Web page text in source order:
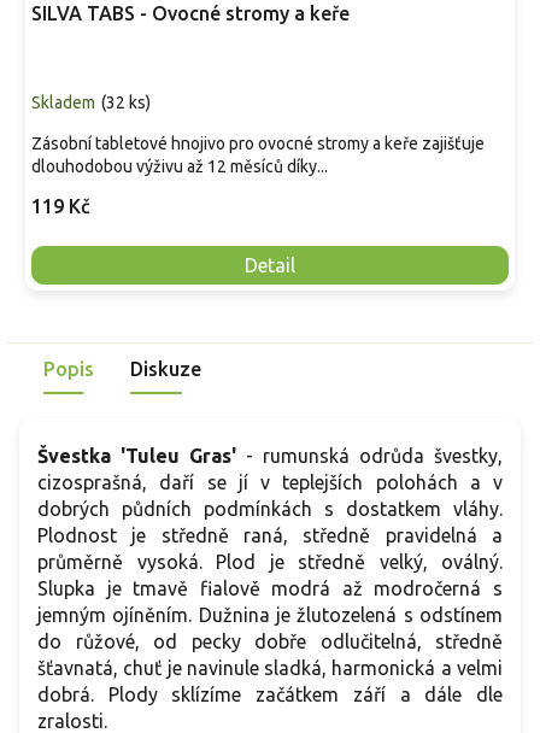
SILVA TABS - Ovocné stromy a keře
Skladem (32 ks)
119 Kč
Detail
Zásobní tabletové hnojivo pro ovocné stromy a keře zajišťuje
dlouhodobou výživu až 12 měsíců díky...
Popis Diskuze
Švestka 'Tuleu Gras' - rumunská odrůda švestky,
cizosprašná, daří se jí v teplejších polohách a v
dobrých půdních podmínkách s dostatkem vláhy.
Plodnost je středně raná, středně pravidelná a
průměrně vysoká. Plod je středně velký, oválný.
Slupka je tmavě fialově modrá až modročerná s
jemným ojíněním. Dužnina je žlutozelená s odstínem
do růžové, od pecky dobře odlučitelná, středně
šťavnatá, chuť je navinule sladká, harmonická a velmi
dobrá. Plody sklízíme začátkem září a dále dle
zralosti.